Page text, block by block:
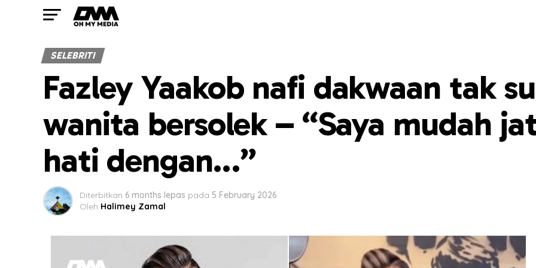
SELEBRITI
Fazley Yaakob nafi dakwaan tak
wanita bersolek – “Saya mudah
hati dengan…”
Diterbitkan 6 months lepas pada 5 February 2026
Oleh Halimey Zamal